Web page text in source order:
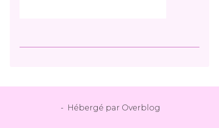
- Hébergé par Overblog